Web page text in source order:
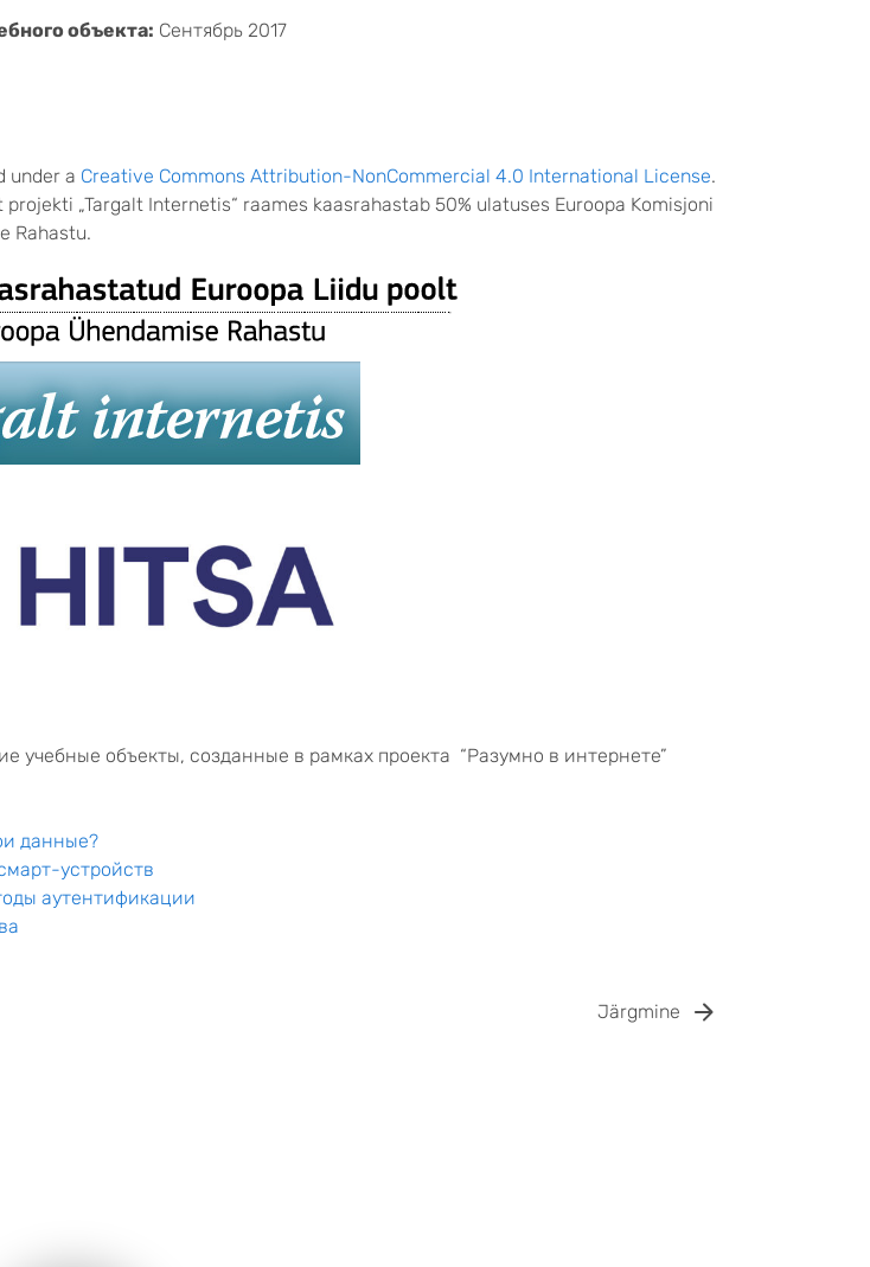
объекта: Сентябрь 2017
under a Creative Commons Attribution-NonCommercial 4.0 International License.
„Targalt Internetis“ raames kaasrahastab 50% ulatuses Euroopa Komisjoni
Rahastu.
учебные объекты, созданные в рамках проекта “Разумно в интернете”
данные?
устройств
аутентификации
Järgmine